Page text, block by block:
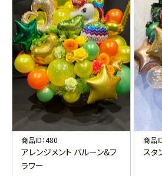
商品ID：480
アレンジメント バルーン&フ
ラワー
商品
スタ